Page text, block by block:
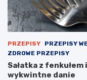
PRZEPISY PRZEPISY
ZDROWE PRZEPISY
Sałatka z
wykwintne danie